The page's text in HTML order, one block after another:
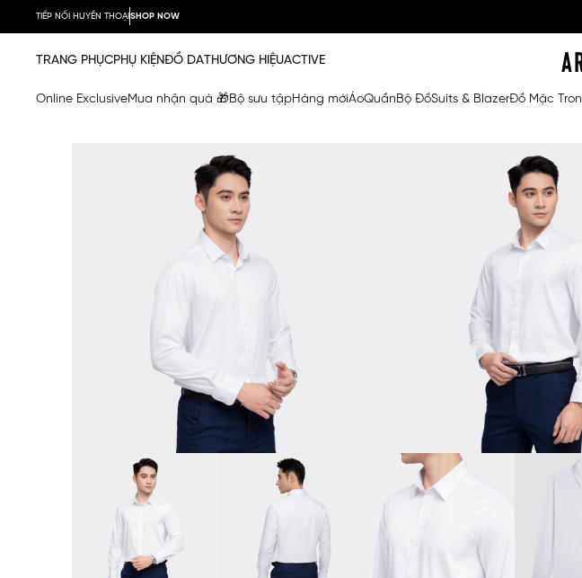
TIẾP NỐI HUYỀN THOẠISHOP NOW
TRANG PHỤCPHỤ KIỆNĐỒ DATHƯƠNG HIỆUACTIVE
Online ExclusiveMua nhận quà 🎁Bộ sưu tậpHàng mớiÁoQuầnBộ ĐồSuits & BlazerĐồ Mặc